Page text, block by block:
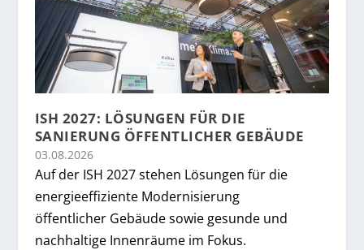
ISH 2027: LÖSUNGEN FÜR DIE
SANIERUNG ÖFFENTLICHER GEBÄUDE
03.08.2026
Auf der ISH 2027 stehen Lösungen für die
energieeffiziente Modernisierung
öffentlicher Gebäude sowie gesunde und
nachhaltige Innenräume im Fokus.